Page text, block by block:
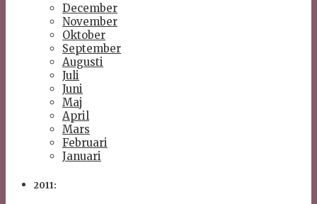
December
November
Oktober
September
Augusti
Juli
Juni
Maj
April
Mars
Februari
Januari
2011: